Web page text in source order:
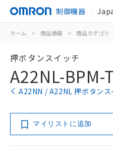
制御機器
ホーム > 商品情報 > 商品カテゴリ
押ボタンスイッチ
A22NL-BPM-
A22NN / A22NL 押ボタン
マイリストに追加